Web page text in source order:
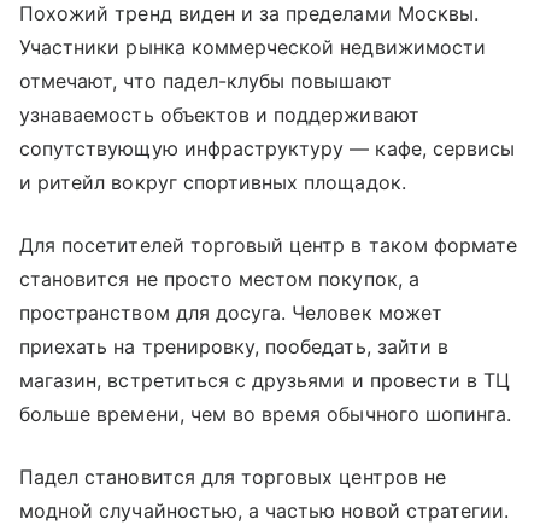
Похожий тренд виден и за пределами Москвы.
Участники рынка коммерческой недвижимости
отмечают, что падел-клубы повышают
узнаваемость объектов и поддерживают
сопутствующую инфраструктуру — кафе, сервисы
и ритейл вокруг спортивных площадок.
Для посетителей торговый центр в таком формате
становится не просто местом покупок, а
пространством для досуга. Человек может
приехать на тренировку, пообедать, зайти в
магазин, встретиться с друзьями и провести в ТЦ
больше времени, чем во время обычного шопинга.
Падел становится для торговых центров не
модной случайностью, а частью новой стратегии.